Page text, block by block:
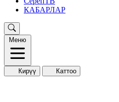
КАБАРЛАР
Меню
Кирүү Каттоо